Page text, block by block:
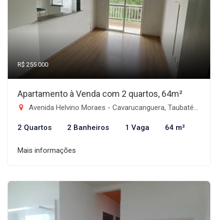
R$ 255.000
Apartamento à Venda com 2 quartos, 64m²
Avenida Helvino Moraes - Cavarucanguera, Taubaté-SP
2 Quartos 2 Banheiros 1 Vaga 64 m²
Mais informações